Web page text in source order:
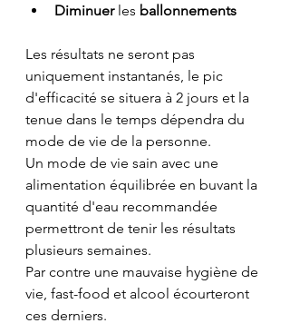
Diminuer les ballonnements
Les résultats ne seront pas
uniquement instantanés, le pic
d'efficacité se situera à 2 jours et la
tenue dans le temps dépendra du
mode de vie de la personne.
Un mode de vie sain avec une
alimentation équilibrée en buvant la
quantité d'eau recommandée
permettront de tenir les résultats
plusieurs semaines.
Par contre une mauvaise hygiène de
vie, fast-food et alcool écourteront
ces derniers.